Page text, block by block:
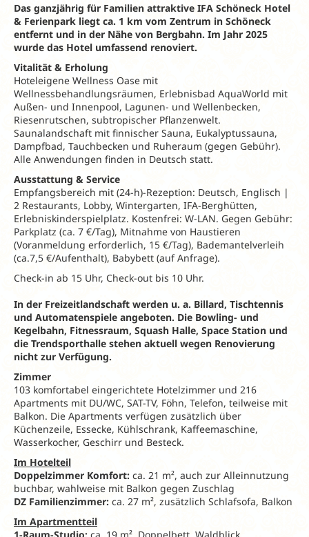
Das ganzjährig für Familien attraktive IFA Schöneck Hotel
& Ferienpark liegt ca. 1 km vom Zentrum in Schöneck
entfernt und in der Nähe von Bergbahn. Im Jahr 2025
wurde das Hotel umfassend renoviert.
Vitalität & Erholung
Hoteleigene Wellness Oase mit
Wellnessbehandlungsräumen, Erlebnisbad AquaWorld mit
Außen- und Innenpool, Lagunen- und Wellenbecken,
Riesenrutschen, subtropischer Pflanzenwelt.
Saunalandschaft mit finnischer Sauna, Eukalyptussauna,
Dampfbad, Tauchbecken und Ruheraum (gegen Gebühr).
Alle Anwendungen finden in Deutsch statt.
Ausstattung & Service
Empfangsbereich mit (24-h)-Rezeption: Deutsch, Englisch |
2 Restaurants, Lobby, Wintergarten, IFA-Berghütten,
Erlebniskinderspielplatz. Kostenfrei: W-LAN. Gegen Gebühr:
Parkplatz (ca. 7 €/Tag), Mitnahme von Haustieren
(Voranmeldung erforderlich, 15 €/Tag), Bademantelverleih
(ca.7,5 €/Aufenthalt), Babybett (auf Anfrage).
Check-in ab 15 Uhr, Check-out bis 10 Uhr.
In der Freizeitlandschaft werden u. a. Billard, Tischtennis
und Automatenspiele angeboten. Die Bowling- und
Kegelbahn, Fitnessraum, Squash Halle, Space Station und
die Trendsporthalle stehen aktuell wegen Renovierung
nicht zur Verfügung.
Zimmer
103 komfortabel eingerichtete Hotelzimmer und 216
Apartments mit DU/WC, SAT-TV, Föhn, Telefon, teilweise mit
Balkon. Die Apartments verfügen zusätzlich über
Küchenzeile, Essecke, Kühlschrank, Kaffeemaschine,
Wasserkocher, Geschirr und Besteck.
Im Hotelteil
Doppelzimmer Komfort: ca. 21 m², auch zur Alleinnutzung
buchbar, wahlweise mit Balkon gegen Zuschlag
DZ Familienzimmer: ca. 27 m², zusätzlich Schlafsofa, Balkon
Im Apartmentteil